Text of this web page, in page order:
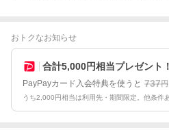
おトクなお知らせ
合計5,000円相当プレゼント！
PayPayカード入会特典を使うと 737円
うち2,000円相当は利用先・期間限定。他条件